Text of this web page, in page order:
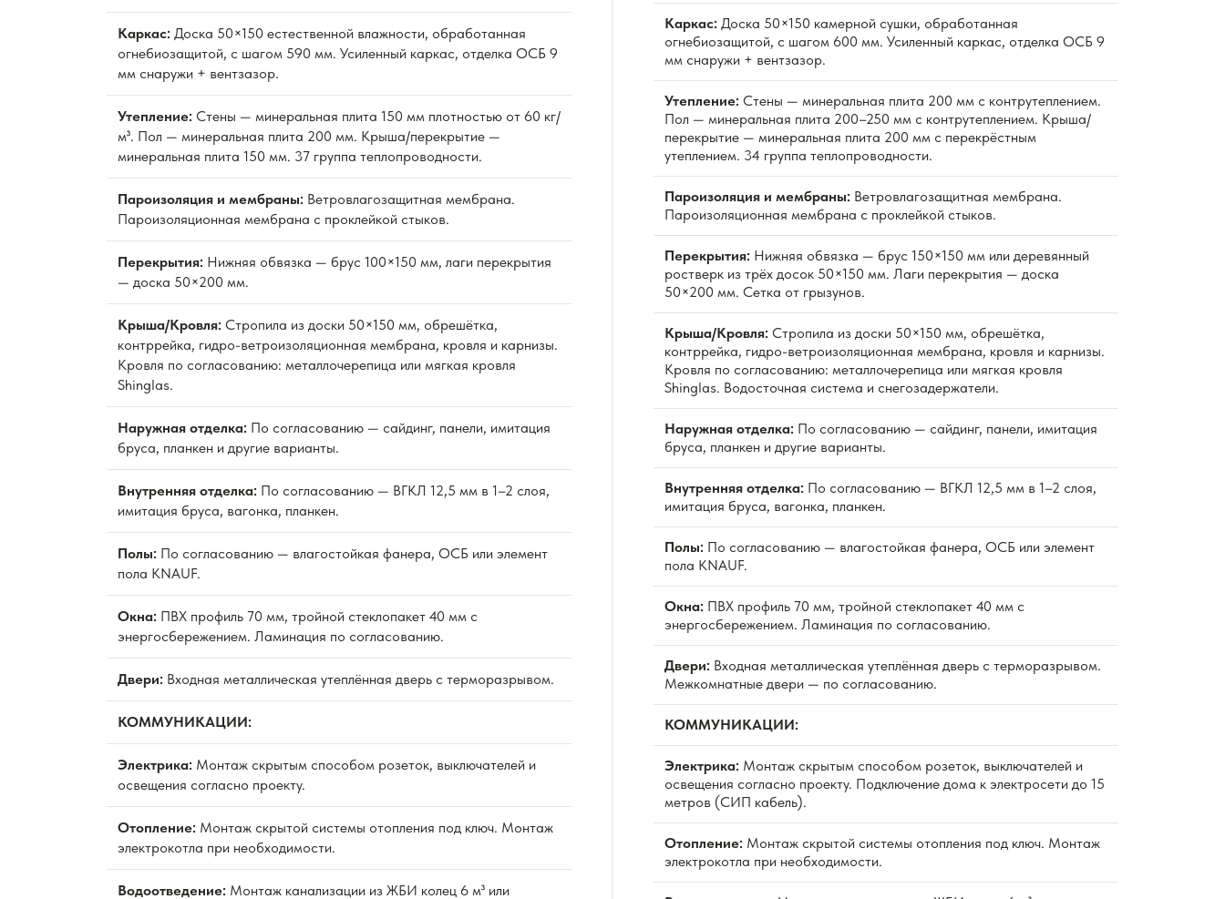
Каркас: Доска 50×150 естественной влажности, обработанная
огнебиозащитой, с шагом 590 мм. Усиленный каркас, отделка ОСБ 9
мм снаружи + вентзазор.
Утепление: Стены — минеральная плита 150 мм плотностью от 60 кг/
м³. Пол — минеральная плита 200 мм. Крыша/перекрытие —
минеральная плита 150 мм. 37 группа теплопроводности.
Пароизоляция и мембраны: Ветровлагозащитная мембрана.
Пароизоляционная мембрана с проклейкой стыков.
Перекрытия: Нижняя обвязка — брус 100×150 мм, лаги перекрытия
— доска 50×200 мм.
Крыша/Кровля: Стропила из доски 50×150 мм, обрешётка,
контррейка, гидро-ветроизоляционная мембрана, кровля и карнизы.
Кровля по согласованию: металлочерепица или мягкая кровля
Shinglas.
Наружная отделка: По согласованию — сайдинг, панели, имитация
бруса, планкен и другие варианты.
Внутренняя отделка: По согласованию — ВГКЛ 12,5 мм в 1–2 слоя,
имитация бруса, вагонка, планкен.
Полы: По согласованию — влагостойкая фанера, ОСБ или элемент
пола KNAUF.
Окна: ПВХ профиль 70 мм, тройной стеклопакет 40 мм с
энергосбережением. Ламинация по согласованию.
Двери: Входная металлическая утеплённая дверь с терморазрывом.
КОММУНИКАЦИИ:
Электрика: Монтаж скрытым способом розеток, выключателей и
освещения согласно проекту.
Отопление: Монтаж скрытой системы отопления под ключ. Монтаж
электрокотла при необходимости.
Водоотведение: Монтаж канализации из ЖБИ колец 6 м³ или
Каркас: Доска 50×150 камерной сушки, обработанная
огнебиозащитой, с шагом 600 мм. Усиленный каркас, отделка ОСБ 9
мм снаружи + вентзазор.
Утепление: Стены — минеральная плита 200 мм с контрутеплением.
Пол — минеральная плита 200–250 мм с контрутеплением. Крыша/
перекрытие — минеральная плита 200 мм с перекрёстным
утеплением. 34 группа теплопроводности.
Пароизоляция и мембраны: Ветровлагозащитная мембрана.
Пароизоляционная мембрана с проклейкой стыков.
Перекрытия: Нижняя обвязка — брус 150×150 мм или деревянный
ростверк из трёх досок 50×150 мм. Лаги перекрытия — доска
50×200 мм. Сетка от грызунов.
Крыша/Кровля: Стропила из доски 50×150 мм, обрешётка,
контррейка, гидро-ветроизоляционная мембрана, кровля и карнизы.
Кровля по согласованию: металлочерепица или мягкая кровля
Shinglas. Водосточная система и снегозадержатели.
Наружная отделка: По согласованию — сайдинг, панели, имитация
бруса, планкен и другие варианты.
Внутренняя отделка: По согласованию — ВГКЛ 12,5 мм в 1–2 слоя,
имитация бруса, вагонка, планкен.
Полы: По согласованию — влагостойкая фанера, ОСБ или элемент
пола KNAUF.
Окна: ПВХ профиль 70 мм, тройной стеклопакет 40 мм с
энергосбережением. Ламинация по согласованию.
Двери: Входная металлическая утеплённая дверь с терморазрывом.
Межкомнатные двери — по согласованию.
КОММУНИКАЦИИ:
Электрика: Монтаж скрытым способом розеток, выключателей и
освещения согласно проекту. Подключение дома к электросети до 15
метров (СИП кабель).
Отопление: Монтаж скрытой системы отопления под ключ. Монтаж
электрокотла при необходимости.